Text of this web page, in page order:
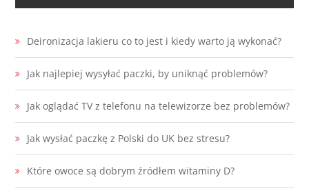
Deironizacja lakieru co to jest i kiedy warto ją wykonać?
Jak najlepiej wysyłać paczki, by uniknąć problemów?
Jak oglądać TV z telefonu na telewizorze bez problemów?
Jak wysłać paczkę z Polski do UK bez stresu?
Które owoce są dobrym źródłem witaminy D?